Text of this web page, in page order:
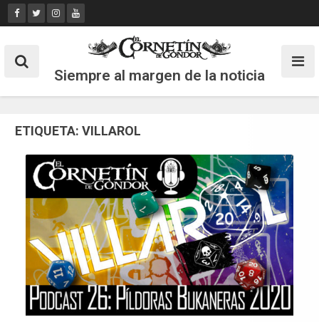
Skip
to
Siempre al margen de la noticia
ETIQUETA: VILLAROL